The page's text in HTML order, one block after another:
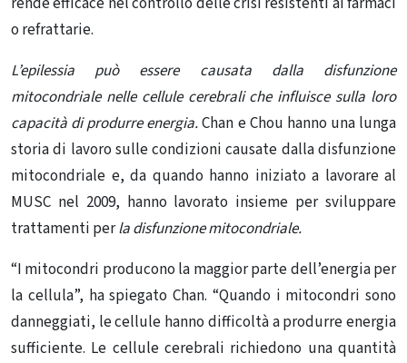
o refrattarie.
L’epilessia può essere causata dalla disfunzione
mitocondriale nelle cellule cerebrali che influisce sulla loro
capacità di produrre energia.Chan e Chou hanno una lunga
storia di lavoro sulle condizioni causate dalla disfunzione
mitocondriale e, da quando hanno iniziato a lavorare al
MUSC nel 2009, hanno lavorato insieme per sviluppare
trattamenti perla disfunzione mitocondriale.
“I mitocondri producono la maggior parte dell’energia per
la cellula”, ha spiegato Chan. “Quando i mitocondri sono
danneggiati, le cellule hanno difficoltà a produrre energia
sufficiente. Le cellule cerebrali richiedono una quantità